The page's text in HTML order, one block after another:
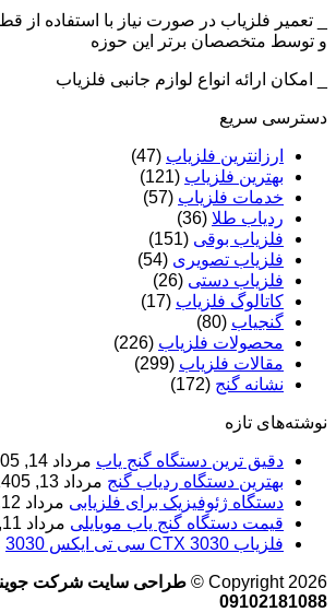
فلزیاب در صورت نیاز با استفاده از قطعات
متخصصان برتر این حوزه
ارائه انواع لوازم جانبی فلزیاب
سریع
ارزانترین فلزیاب(47)
بهترین فلزیاب(121)
خدمات فلزیاب(57)
ردیاب طلا(36)
فلزیاب بوقی(151)
فلزیاب تصویری(54)
فلزیاب دستی (26)
کاتالوگ فلزیاب(17)
گنجیاب(80)
محصولات فلزیاب(226)
مقالات فلزیاب(299)
نشانه گنج(172)
تازه
دقیق ترین دستگاه گنج یاب مرداد 14, 1405
بهترین دستگاه ردیاب گنج مرداد 13, 1405
دستگاه ژئوفیزیک برای فلزیابی مرداد 12, 1405
قیمت دستگاه گنج یاب موبایلی مرداد 11, 1405
فلزیاب CTX 3030 سی تی ایکس 3030
مرداد 10, 1405
Copyright
طراحی سایت شرکت جویندگان